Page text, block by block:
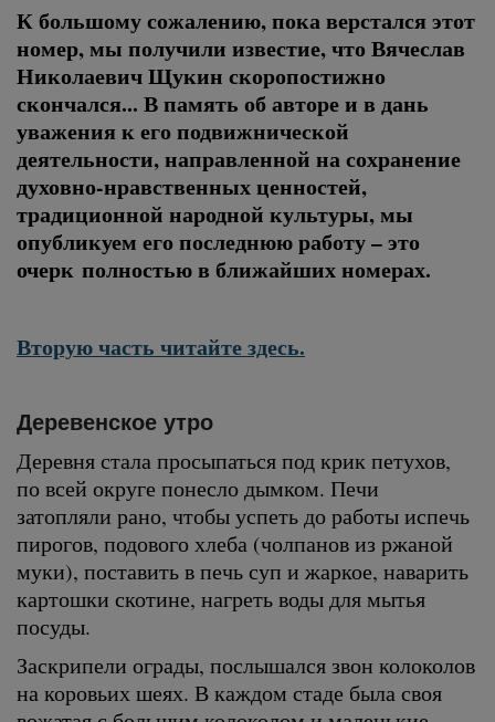
К большому сожалению, пока верстался этот
номер, мы получили известие, что Вячеслав
Николаевич Щукин скоропостижно
скончался... В память об авторе и в дань
уважения к его подвижнической
деятельности, направленной на сохранение
духовно-нравственных ценностей,
традиционной народной культуры, мы
опубликуем его последнюю работу – это
очерк полностью в ближайших номерах.
Вторую часть читайте здесь.
Деревенское утро
Деревня стала просыпаться под крик петухов,
по всей округе понесло дымком. Печи
затопляли рано, чтобы успеть до работы испечь
пирогов, подового хлеба (чолпанов из ржаной
муки), поставить в печь суп и жаркое, наварить
картошки скотине, нагреть воды для мытья
посуды.
Заскрипели ограды, послышался звон колоколов
на коровьих шеях. В каждом стаде была своя